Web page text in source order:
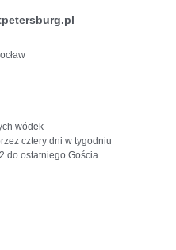
wódek
cztery dni w tygodniu
do ostatniego Gościa